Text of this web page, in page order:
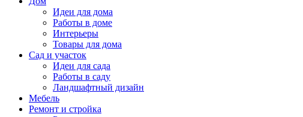
Идеи для дома
Работы в доме
Интерьеры
Товары для дома
Сад и участок
Идеи для сада
Работы в саду
Ландшафтный дизайн
Мебель
Ремонт и стройка